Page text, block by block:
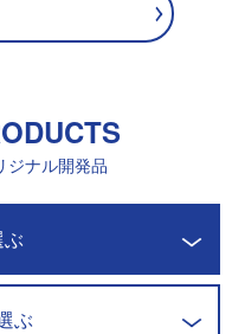
ジナル開発品
ぶ
ぶ